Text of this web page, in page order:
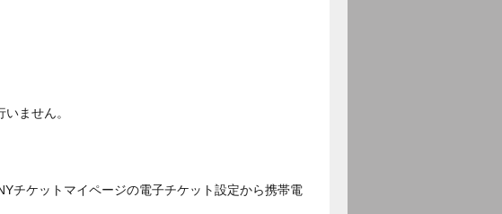
ません。
チケットマイページの電子チケット設定から携帯電